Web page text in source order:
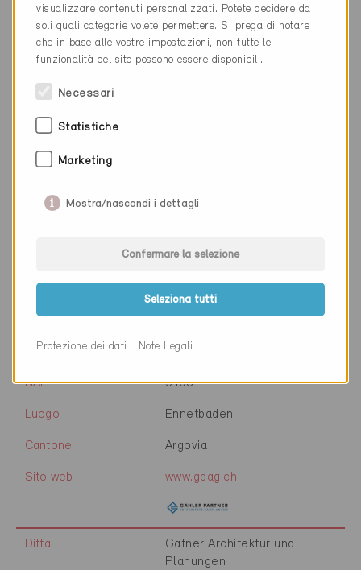
NAP 3627
Cantone Berna
Sito web
Ditta
NAP
Neuchâtel
Sito web
Ditta Gähler und Partner AG
NAP 5408
Luogo Ennetbaden
Cantone Argovia
Sito web www.gpag.ch
Ditta
Gafner Architektur und
Planungen
visualizzare contenuti personalizzati. Potete decidere da
soli quali categorie volete permettere. Si prega di notare
che in base alle vostre impostazioni, non tutte le
funzionalità del sito possono essere disponibili.
Necessari
Statistiche
Marketing
Mostra/nascondi i dettagli
Confermare la selezione
Seleziona tutti
Protezione dei dati Note Legali